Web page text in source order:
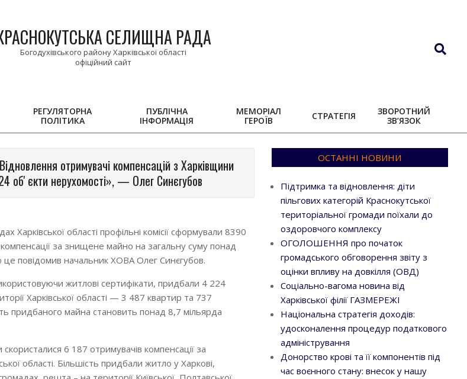
СЕЛИЩНА РАДА
Богодухівського району Харківської області
Search
Primary
Navigation
РЕГУЛЯТОРНА
ПОЛІТИКА
ПУБЛІЧНА
ІНФОРМАЦІЯ
МЕМОРІАЛ
ГЕРОЇВ
СТРАТЕГІЯ
ЗВОРОТНИЙ
ЗВ’ЯЗОК
отримувачі компенсацій з Харківщини
обʼєкти нерухомості», — Олег Синєгубов
Харківської області профільні комісії сформували 8390
за знищене майно на загальну суму понад
повідомив начальник ХОВА Олег Синєгубов.
житлові сертифікати, придбали 4 224
Харківської області — 3 487 квартир та 737
придбаного майна становить понад 8,7 мільярда
6 187 отримувачів компенсації за
області. Більшість придбали житло у Харкові,
ОСТАННІ НОВИНИ
Підтримка та відновлення: діти
пільгових категорій Краснокутської
територіальної громади поїхали до
оздоровчого комплексу
ОГОЛОШЕННЯ про початок
громадського обговорення звіту з
оцінки впливу на довкілля (ОВД)
Соціально-вагома новина від
Харківської філії ГАЗМЕРЕЖІ
Національна стратегія доходів:
удосконалення процедур податкового
адміністрування
Донорство крові та її компонентів під
час воєнного стану: внесок у нашу